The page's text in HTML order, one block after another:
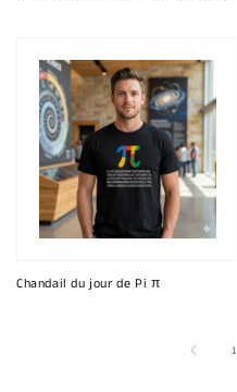
Chandail du jour de Pi π
1